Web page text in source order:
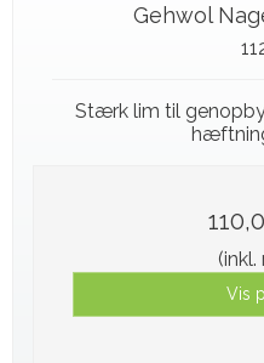
Gehwol
Stærk lim til
Vis